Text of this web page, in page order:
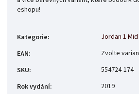
eshopu!
Kategorie:
Jordan 1 Mid
EAN:
Zvolte
SKU:
554724-174
Rok vydání:
2019